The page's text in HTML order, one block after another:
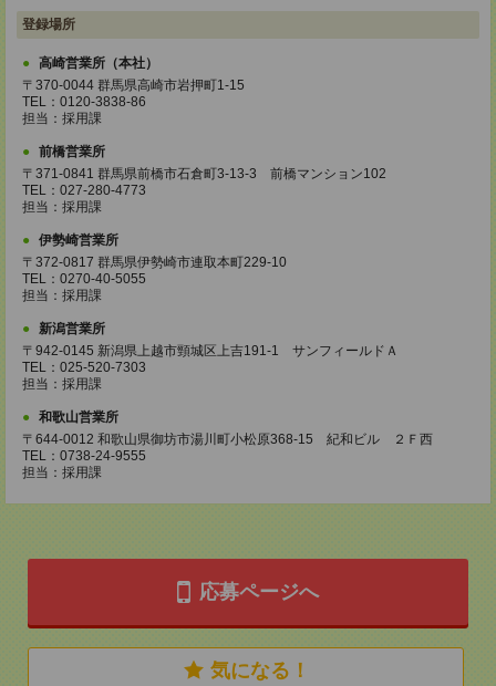
登録場所
高崎営業所（本社）
〒370-0044 群馬県高崎市岩押町1-15
TEL：0120-3838-86
担当：採用課
前橋営業所
〒371-0841 群馬県前橋市石倉町3-13-3 前橋マンション102
TEL：027-280-4773
担当：採用課
伊勢崎営業所
〒372-0817 群馬県伊勢崎市連取本町229-10
TEL：0270-40-5055
担当：採用課
新潟営業所
〒942-0145 新潟県上越市頸城区上吉191-1 サンフィールドＡ
TEL：025-520-7303
担当：採用課
和歌山営業所
〒644-0012 和歌山県御坊市湯川町小松原368-15 紀和ビル ２Ｆ西
TEL：0738-24-9555
担当：採用課
応募ページへ
気になる！